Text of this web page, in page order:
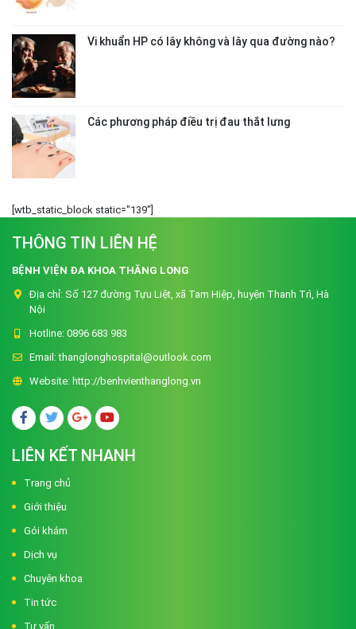
Vi khuẩn HP có lây không và lây qua đường nào?
Các phương pháp điều trị đau thắt lưng
[wtb_static_block static="139"]
THÔNG TIN LIÊN HỆ
BỆNH VIỆN ĐA KHOA THĂNG LONG
Địa chỉ: Số 127 đường Tựu Liệt, xã Tam Hiệp, huyện Thanh Trì, Hà
Nội
Hotline: 0896 683 983
Email:thanglonghospital@outlook.com
Website: http://benhvienthanglong.vn
LIÊN KẾT NHANH
Trang chủ
Giới thiệu
Gói khám
Dịch vụ
Chuyên khoa
Tin tức
Tư vấn